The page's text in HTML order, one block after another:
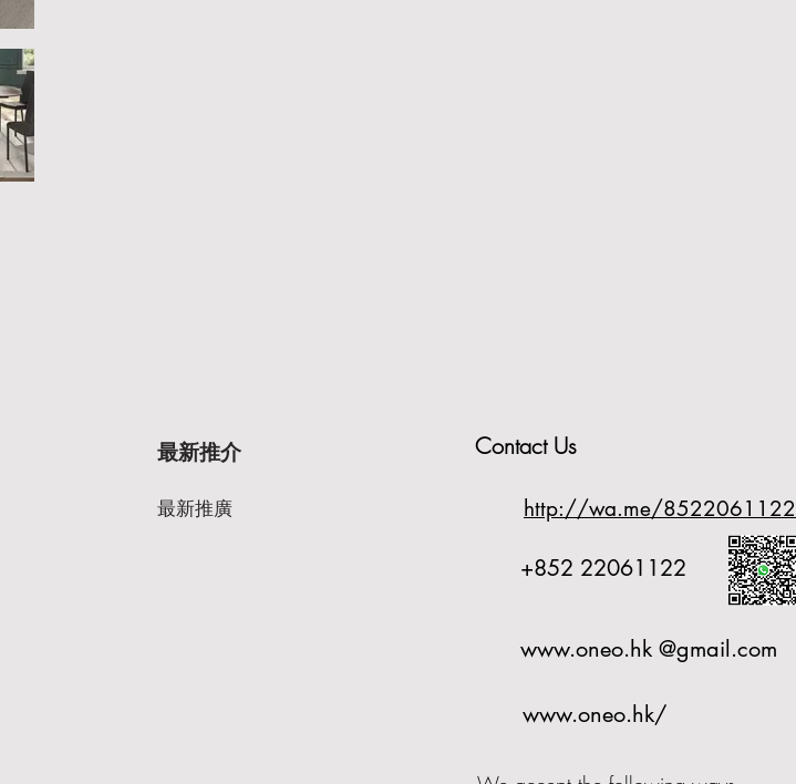
最新推介
最新推廣
Contact Us
http://wa.me/8522061122
+852 22061122
www.oneo.hk @gmail.com
www.oneo.hk/